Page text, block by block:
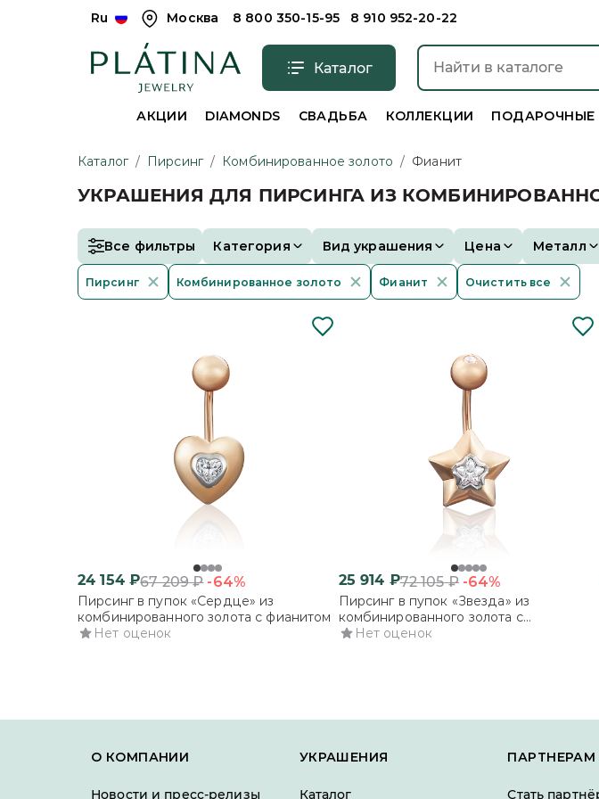
Ru Москва 8 800 350-15-95 8 910 952-20-22
Каталог
АКЦИИ DIAMONDS СВАДЬБА КОЛЛЕКЦИИ ПОДАРОЧНЫЕ
Каталог / Пирсинг / Комбинированное золото / Фианит
УКРАШЕНИЯ ДЛЯ ПИРСИНГА ИЗ
Все фильтры Категория Вид украшения Цена Металл
Пирсинг Комбинированное золото Фианит Очистить все
24 154₽67 209₽ -64%
Пирсинг в пупок «Сердце» из
комбинированного золота с фианитом
Нет оценок
25 914 ₽72 105₽ -64%
Пирсинг в пупок «Звезда» из
комбинированного золота с
фианитами
Нет оценок
О КОМПАНИИ
Новости и пресс-релизы
УКРАШЕНИЯ
Каталог
ПАРТНЕРАМ
Стать